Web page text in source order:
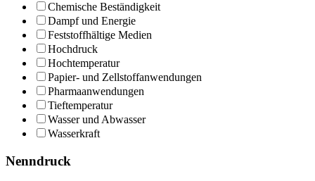
Chemische Beständigkeit
Dampf und Energie
Feststoffhältige Medien
Hochdruck
Hochtemperatur
Papier- und Zellstoffanwendungen
Pharmaanwendungen
Tieftemperatur
Wasser und Abwasser
Wasserkraft
Nenndruck